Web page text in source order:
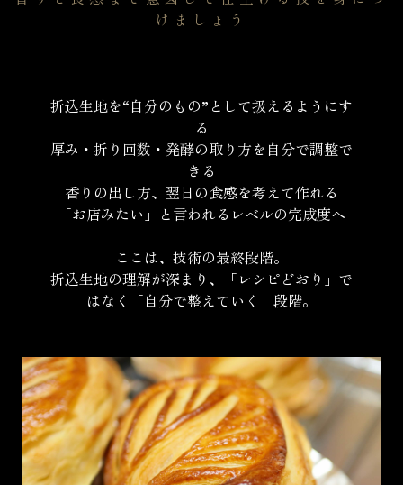
けましょう
折込生地を“自分のもの”として扱えるようにす
る
厚み・折り回数・発酵の取り方を自分で調整で
きる
香りの出し方、翌日の食感を考えて作れる
「お店みたい」と言われるレベルの完成度へ
ここは、技術の最終段階。
折込生地の理解が深まり、「レシピどおり」で
はなく「自分で整えていく」段階。